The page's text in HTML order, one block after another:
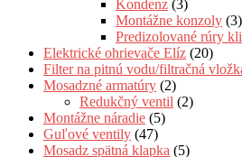
Kondenz (3)
Montážne konzoly (3)
Predizolované rúry
Elektrické ohrievače Elíz (20)
Filter na pitnú vodu/filtračná
Mosadzné armatúry (2)
Redukčný ventil (2)
Montážne náradie (5)
Guľové ventily (47)
Mosadz spätná klapka (5)